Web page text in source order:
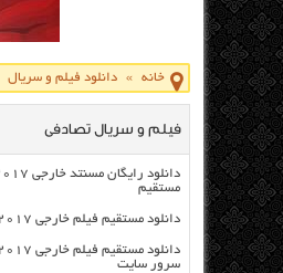
خانه » دانلود فیلم و سریال
فیلم و سریال تصادفی
مستقیم
دانلود مستقیم فیلم خارجی OK Jaanu 2017 از سرور سایت
سرور سایت